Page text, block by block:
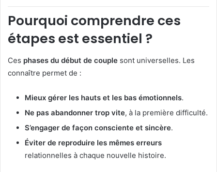
Pourquoi comprendre ces
étapes est essentiel ?
Ces phases du début de couple sont universelles. Les
connaître permet de :
Mieux gérer les hauts et les bas émotionnels.
Ne pas abandonner trop vite, à la première difficulté.
S’engager de façon consciente et sincère.
Éviter de reproduire les mêmes erreurs
relationnelles à chaque nouvelle histoire.